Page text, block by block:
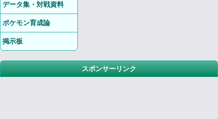
データ集・対戦資料
ポケモン育成論
掲示板
スポンサーリンク